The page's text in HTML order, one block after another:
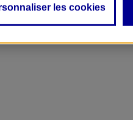
les cookies